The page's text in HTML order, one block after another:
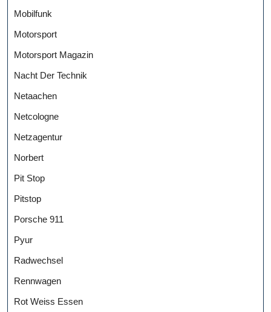
Mobilfunk
Motorsport
Motorsport Magazin
Nacht Der Technik
Netaachen
Netcologne
Netzagentur
Norbert
Pit Stop
Pitstop
Porsche 911
Pyur
Radwechsel
Rennwagen
Rot Weiss Essen